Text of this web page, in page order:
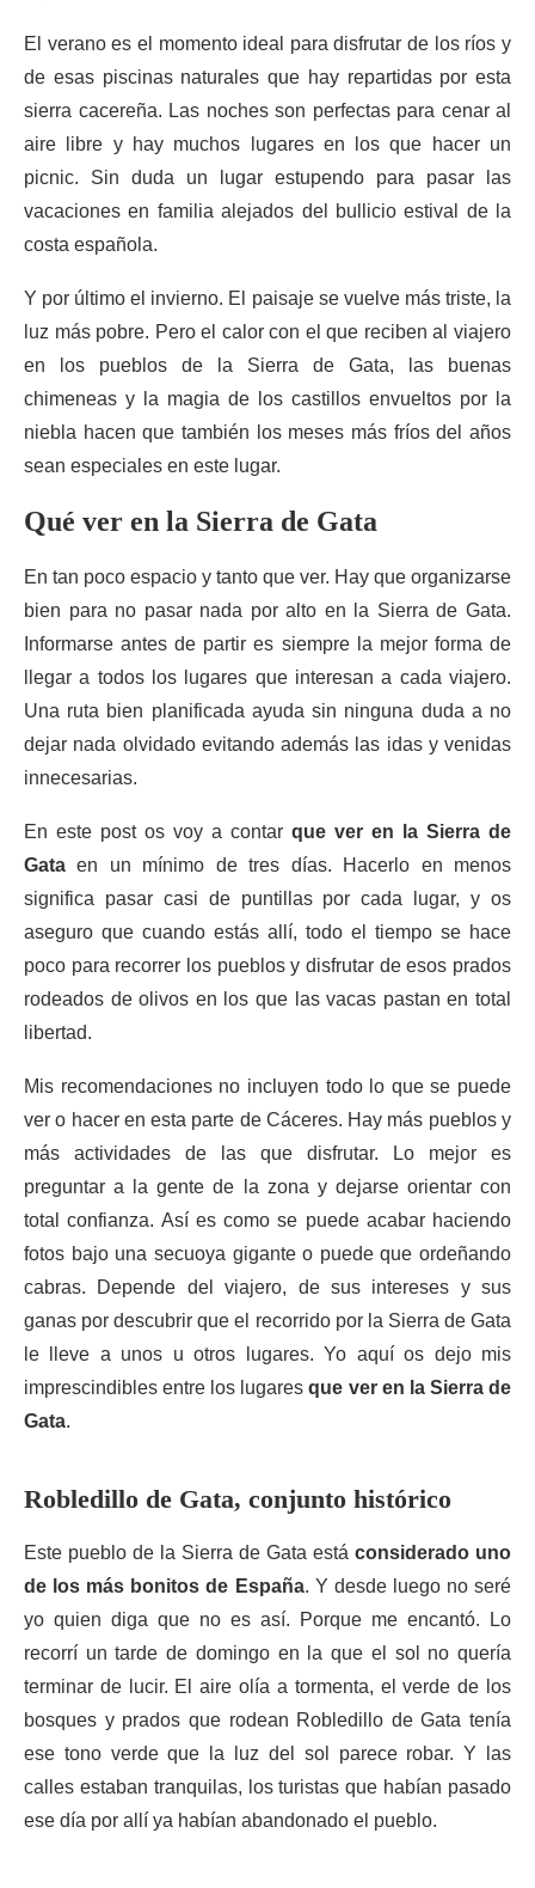
El verano es el momento ideal para disfrutar de los ríos y
de esas piscinas naturales que hay repartidas por esta
sierra cacereña. Las noches son perfectas para cenar al
aire libre y hay muchos lugares en los que hacer un
picnic. Sin duda un lugar estupendo para pasar las
vacaciones en familia alejados del bullicio estival de la
costa española.
Y por último el invierno. El paisaje se vuelve más triste, la
luz más pobre. Pero el calor con el que reciben al viajero
en los pueblos de la Sierra de Gata, las buenas
chimeneas y la magia de los castillos envueltos por la
niebla hacen que también los meses más fríos del años
sean especiales en este lugar.
Qué ver en la Sierra de Gata
En tan poco espacio y tanto que ver. Hay que organizarse
bien para no pasar nada por alto en la Sierra de Gata.
Informarse antes de partir es siempre la mejor forma de
llegar a todos los lugares que interesan a cada viajero.
Una ruta bien planificada ayuda sin ninguna duda a no
dejar nada olvidado evitando además las idas y venidas
innecesarias.
En este post os voy a contar que ver en la Sierra de
Gata en un mínimo de tres días. Hacerlo en menos
significa pasar casi de puntillas por cada lugar, y os
aseguro que cuando estás allí, todo el tiempo se hace
poco para recorrer los pueblos y disfrutar de esos prados
rodeados de olivos en los que las vacas pastan en total
libertad.
Mis recomendaciones no incluyen todo lo que se puede
ver o hacer en esta parte de Cáceres. Hay más pueblos y
más actividades de las que disfrutar. Lo mejor es
preguntar a la gente de la zona y dejarse orientar con
total confianza. Así es como se puede acabar haciendo
fotos bajo una secuoya gigante o puede que ordeñando
cabras. Depende del viajero, de sus intereses y sus
ganas por descubrir que el recorrido por la Sierra de Gata
le lleve a unos u otros lugares. Yo aquí os dejo mis
imprescindibles entre los lugaresque ver en la Sierra de
Gata.
Robledillo de Gata, conjunto histórico
Este pueblo de la Sierra de Gata está considerado uno
de los más bonitos de España. Y desde luego no seré
yo quien diga que no es así. Porque me encantó. Lo
recorrí un tarde de domingo en la que el sol no quería
terminar de lucir. El aire olía a tormenta, el verde de los
bosques y prados que rodean Robledillo de Gata tenía
ese tono verde que la luz del sol parece robar. Y las
calles estaban tranquilas, los turistas que habían pasado
ese día por allí ya habían abandonado el pueblo.